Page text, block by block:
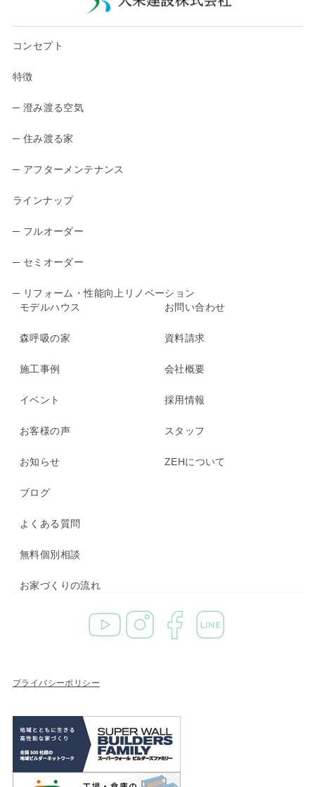
コンセプト
特徴
─ 澄み渡る空気
─ 住み渡る家
─ アフターメンテナンス
ラインナップ
─ フルオーダー
─ セミオーダー
─ リフォーム・性能向上リノベーション
モデルハウス
森呼吸の家
施工事例
イベント
お客様の声
お知らせ
ブログ
よくある質問
無料個別相談
お家づくりの流れ
お問い合わせ
資料請求
会社概要
採用情報
スタッフ
ZEHについて
プライバシーポリシー